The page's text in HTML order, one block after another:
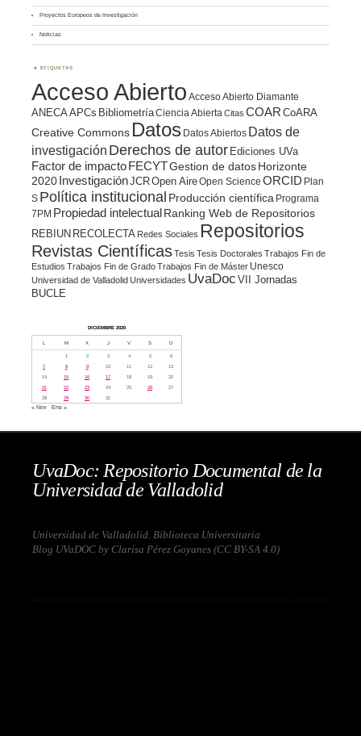
Proyectos Europeos de Investigación
Noticias
ETIQUETAS
Acceso Abierto Acceso Abierto Diamante
ANECA APCs BibliometríaCiencia Abierta Citas COAR CoARA
Creative Commons Datos Datos Abiertos Datos de
investigación Derechos de autor Ediciones UVa
Factor de impacto FECYTGestion de datosHorizonte
2020 InvestigaciónJCROpen AireOpen Science ORCID Plan
S Política institucional Producción científica Programa
7PM Propiedad intelectualRanking Web de Repositorios
REBIUN RECOLECTA Redes Sociales Repositorios
Revistas CientíficasTesis Tesis Doctorales Trabajos Fin de
Estudios Trabajos Fin de GradoTrabajos Fin de Máster Unesco
Universidad de ValladolidUniversidades UvaDoc VII Jornadas
BUCLE
DICIEMBRE 2020
L M X J V S D
1 2 3 4 5
6
7
8 9 10 11 12
13
14
15 16 17 18 19
20
21
22 23 24 25 26
27
28
29 30 31
« Nov Ene »
UvaDoc: Repositorio Documental de la
Universidad de Valladolid
Universidad de Valladolid. Biblioteca Universitaria
Blog UVaDOC by Clarisa Pérez Goyanes (CC BY-SA 4.0)